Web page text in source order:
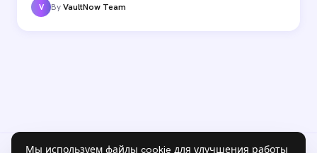
легализации — от самозанятости до зарубежных
структур.
V ByVaultNow Team
Мы используем файлы cookie для улучшения работы